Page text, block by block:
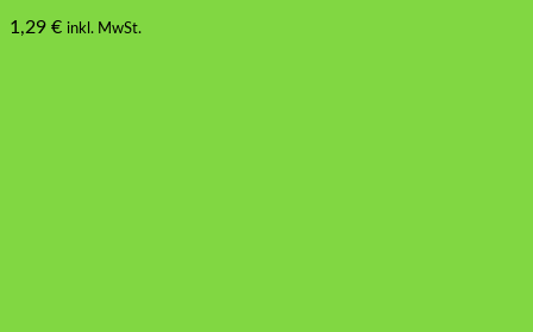
1,29 € inkl. MwSt.